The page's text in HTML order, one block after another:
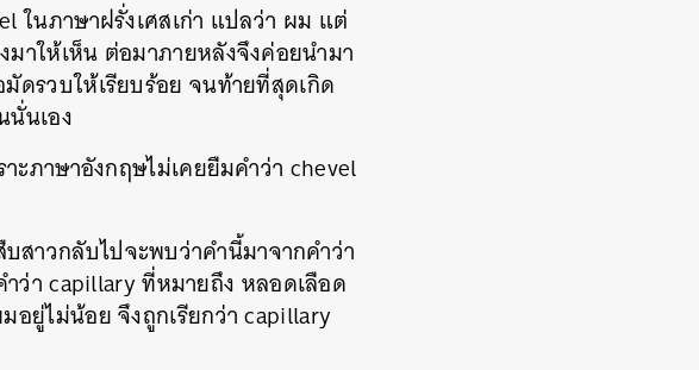
ในภาษาฝรั่งเศสเก่า แปลว่า ผม แต่
าให้เห็น ต่อมาภายหลังจึงค่อยนำมา
รวบให้เรียบร้อย จนท้ายที่สุดเกิด
นั่นเอง
ะภาษาอังกฤษไม่เคยยืมคำว่า chevel
สาวกลับไปจะพบว่าคำนี้มาจากคำว่า
ว่า capillary ที่หมายถึง หลอดเลือด
ยู่ไม่น้อย จึงถูกเรียกว่า capillary